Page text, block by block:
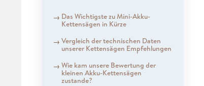
Das Wichtigste zu Mini-Akku-
Kettensägen in Kürze
Vergleich der technischen Daten
unserer Kettensägen Empfehlungen
Wie kam unsere Bewertung der
kleinen Akku-Kettensägen
zustande?